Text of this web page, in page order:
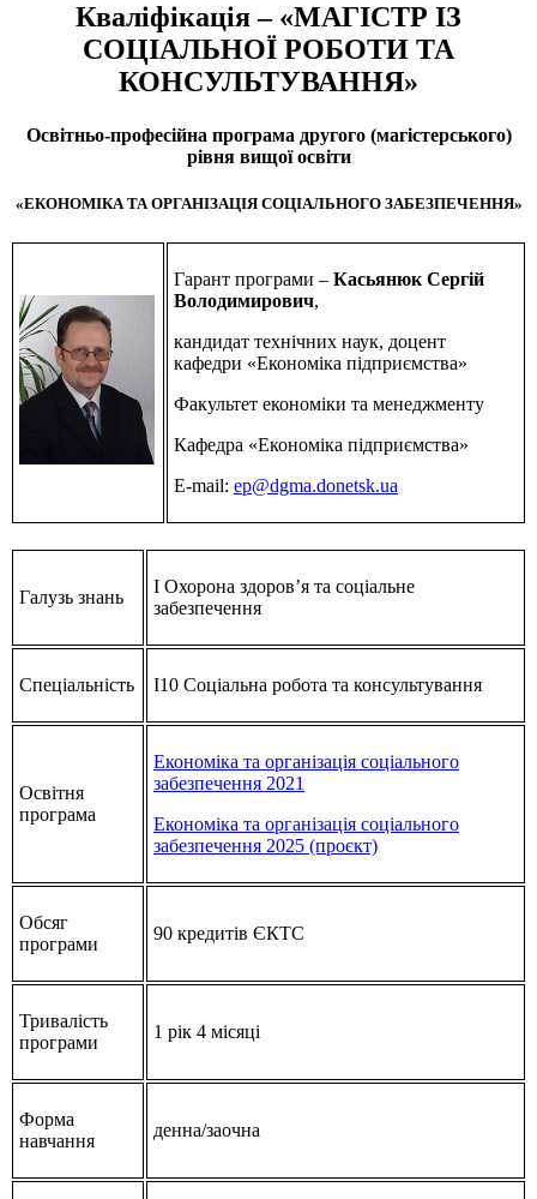
Кваліфікація – «МАГІСТР ІЗ
СОЦІАЛЬНОЇ РОБОТИ ТА
КОНСУЛЬТУВАННЯ»
Освітньо-професійна програма другого (магістерського)
рівня вищої освіти
«ЕКОНОМІКА ТА ОРГАНІЗАЦІЯ СОЦІАЛЬНОГО ЗАБЕЗПЕЧЕННЯ»
Гарант програми – Касьянюк Сергій
Володимирович,
кандидат технічних наук, доцент
кафедри «Економіка підприємства»
Факультет економіки та менеджменту
Кафедра «Економіка підприємства»
E-mail: ep@dgma.donetsk.ua
Галузь знань
І Охорона здоров’я та соціальне
забезпечення
Спеціальність І10 Соціальна робота та консультування
Освітня
програма
Економіка та організація соціального
забезпечення 2021
Економіка та організація соціального
забезпечення 2025 (проєкт)
Обсяг
програми
90 кредитів ЄКТС
Тривалість
програми
1 рік 4 місяці
Форма
навчання
денна/заочна